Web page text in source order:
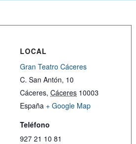
LOCAL
Gran Teatro Cáceres
C. San Antón, 10
Cáceres, Cáceres 10003
España + Google Map
Teléfono
927 21 10 81